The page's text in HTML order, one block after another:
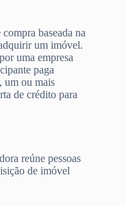
baseada na
um imóvel.
uma empresa
paga
um ou mais
de crédito para
reúne pessoas
de imóvel